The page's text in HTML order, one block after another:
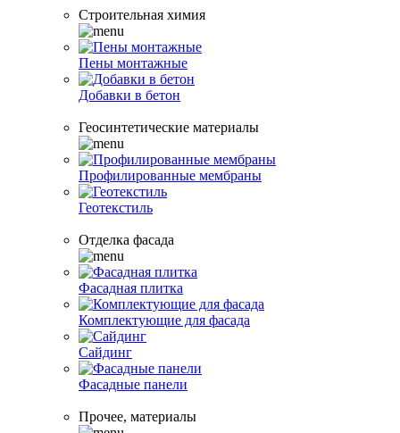
Строительная химия
Пены монтажные
Добавки в бетон
Геосинтетические материалы
Профилированные мембраны
Геотекстиль
Отделка фасада
Фасадная плитка
Комплектующие для фасада
Сайдинг
Фасадные панели
Прочее, материалы